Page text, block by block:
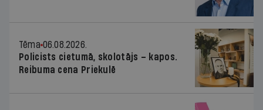
Tēma 06.08.2026.
Policists cietumā, skolotājs – kapos.
Reibuma cena Priekulē